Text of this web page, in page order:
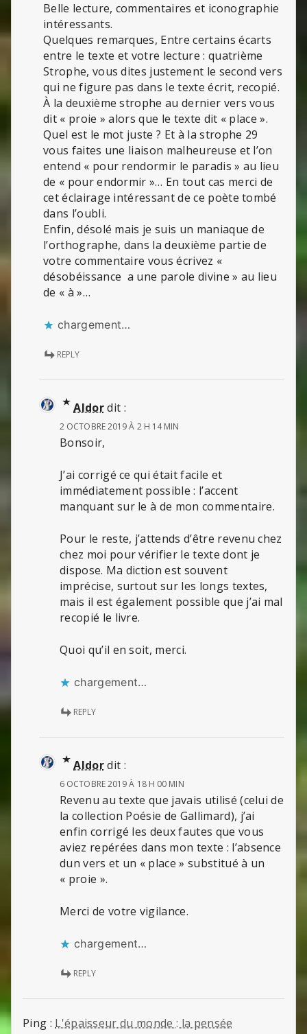
Belle lecture, commentaires et iconographie
intéressants.
Quelques remarques, Entre certains écarts
entre le texte et votre lecture : quatrième
Strophe, vous dites justement le second vers
qui ne figure pas dans le texte écrit, recopié.
À la deuxième strophe au dernier vers vous
dit « proie » alors que le texte dit « place ».
Quel est le mot juste ? Et à la strophe 29
vous faites une liaison malheureuse et l’on
entend « pour rendormir le paradis » au lieu
de « pour endormir »… En tout cas merci de
cet éclairage intéressant de ce poète tombé
dans l’oubli.
Enfin, désolé mais je suis un maniaque de
l’orthographe, dans la deuxième partie de
votre commentaire vous écrivez «
désobéissance a une parole divine » au lieu
de « à »…
chargement…
REPLY
Aldordit :
2 OCTOBRE 2019 À 2 H 14 MIN
Bonsoir,
J’ai corrigé ce qui était facile et
immédiatement possible : l’accent
manquant sur le à de mon commentaire.
Pour le reste, j’attends d’être revenu chez
chez moi pour vérifier le texte dont je
dispose. Ma diction est souvent
imprécise, surtout sur les longs textes,
mais il est également possible que j’ai mal
recopié le livre.
Quoi qu’il en soit, merci.
chargement…
REPLY
Aldordit :
6 OCTOBRE 2019 À 18 H 00 MIN
Revenu au texte que javais utilisé (celui de
la collection Poésie de Gallimard), j’ai
enfin corrigé les deux fautes que vous
aviez repérées dans mon texte : l’absence
dun vers et un « place » substitué à un
« proie ».
Merci de votre vigilance.
chargement…
REPLY
Ping : L'épaisseur du monde : la pensée